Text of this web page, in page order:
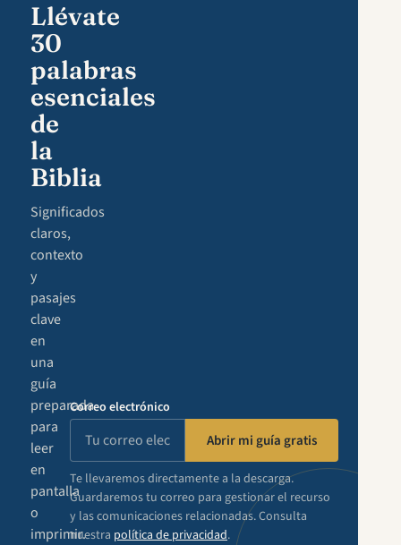
Llévate
30
palabras
esenciales
de
la
Biblia
Significados
claros,
contexto
y
pasajes
clave
en
una
guía
preparada
para
leer
en
pantalla
o
imprimir.
Correo electrónico
Abrir mi guía gratis
Te llevaremos directamente a la descarga.
Guardaremos tu correo para gestionar el recurso
y las comunicaciones relacionadas. Consulta
nuestra política de privacidad.